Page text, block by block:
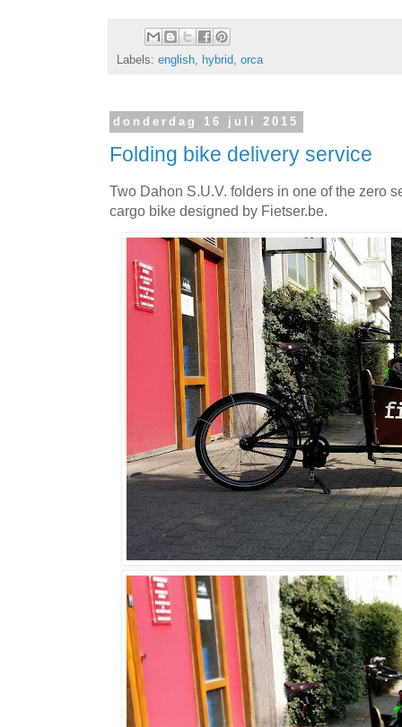
Labels: english, hybrid, orca
donderdag 16 juli 2015
Folding bike delivery service
Two Dahon S.U.V. folders in one of the zero
cargo bike designed by Fietser.be.